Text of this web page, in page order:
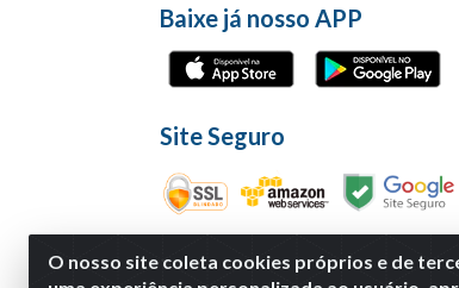
O nosso site coleta cookies próprios e de
Baixe já nosso APP
Site Seguro